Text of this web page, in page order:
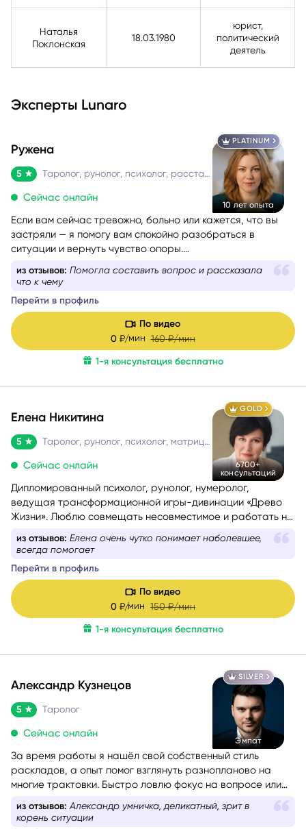
Наталья
Поклонская
18.03.1980
юрист,
политический
деятель
Эксперты Lunaro
PLATINUM
10 лет опыта
Ружена
5 Таролог, рунолог, психолог, расстановщик
Сейчас онлайн
Если вам сейчас тревожно, больно или кажется, что вы
застряли — я помогу вам спокойно разобраться в
ситуации и вернуть чувство опоры.
осуждённой. Я мягко и бережно проведу вас через
решение, которое принесёт облегчение.
из отзывов: Объективно и с разъяснением причинно-
следственных связей
Перейти в профиль
По видео
0 ₽/мин160 ₽/мин
1-я консультация бесплатно
GOLD
6700+
консультаций
Елена Никитина
5 Таролог, рунолог, психолог, матрица судьбы
Сейчас онлайн
Дипломированный психолог, рунолог, нумеролог,
ведущая трансформационной игры-дивинации «Древо
Жизни». Люблю совмещать несовместимое и работать на
нумерологии.
потребности, найти причины проблемных ситуаций и
оптимальные способы их решения. Работаю с такими
запросами.
из отзывов: Елена очень чутко понимает наболевшее,
всегда помогает
Перейти в профиль
По видео
0 ₽/мин150 ₽/мин
1-я консультация бесплатно
SILVER
Эмпат
Александр Кузнецов
5 Таролог
Сейчас онлайн
За время работы я нашёл свой собственный стиль
раскладов, а опыт помог взглянуть разнопланово на
многие трактовки. Быстро ловлю фокус на вопросе или
проблеме обращающегося. Люблю уместный юмор и на
консультациях создаю максимально дружелюбную
из отзывов: Александр умничка, деликатный, зрит в
корень ситуации